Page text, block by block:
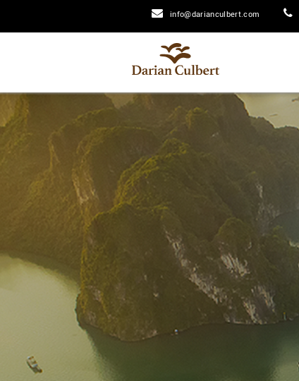
info@darianculbert.com